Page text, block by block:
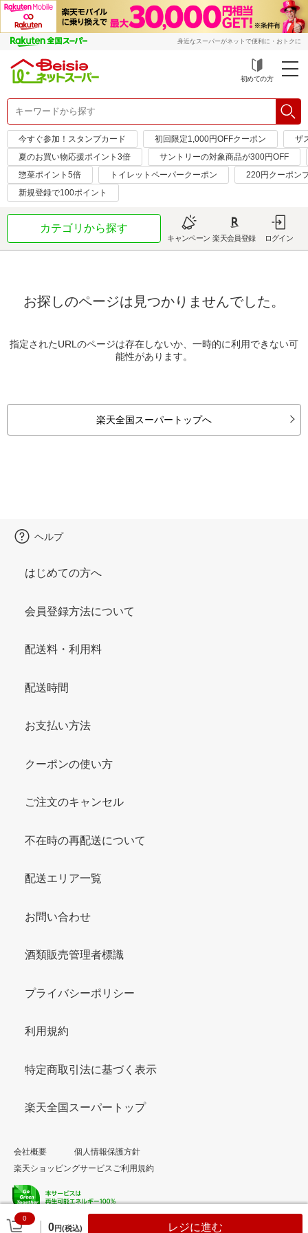
身近なスーパーがネットで便利に・おトクに
初めての方
今すぐ参加！スタンプカード 初回限定1,000円OFFクーポン
ザ
夏のお買い物応援ポイント3倍
サントリーの対象商品が300円OFF
惣菜ポイント5倍
トイレットペーパークーポン
220円クーポン
新規登録で100ポイント
カテゴリから探す
キャンペーン 楽天会員登録 ログイン
お探しのページは見つかりませんでした。
指定されたURLのページは存在しないか、一時的に利用できない可
能性があります。
楽天全国スーパートップへ
0
0円(税込) レジに進む
ヘルプ
はじめての方へ
会員登録方法について
配送料・利用料
配送時間
お支払い方法
クーポンの使い方
ご注文のキャンセル
不在時の再配送について
配送エリア一覧
お問い合わせ
酒類販売管理者標識
プライバシーポリシー
利用規約
特定商取引法に基づく表示
楽天全国スーパートップ
会社概要
個人情報保護方針
楽天ショッピングサービスご利用規約
© Rakuten Group, Inc.